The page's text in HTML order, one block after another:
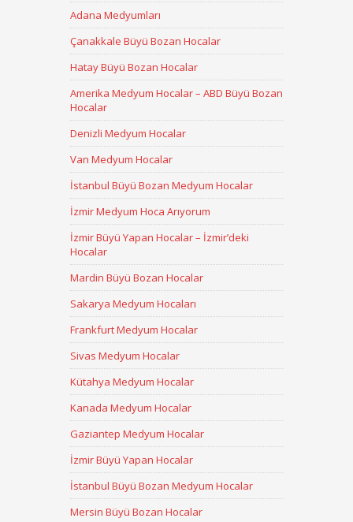
Adana Medyumları
Çanakkale Büyü Bozan Hocalar
Hatay Büyü Bozan Hocalar
Amerika Medyum Hocalar – ABD Büyü Bozan
Hocalar
Denizli Medyum Hocalar
Van Medyum Hocalar
İstanbul Büyü Bozan Medyum Hocalar
İzmir Medyum Hoca Arıyorum
İzmir Büyü Yapan Hocalar – İzmir’deki
Hocalar
Mardin Büyü Bozan Hocalar
Sakarya Medyum Hocaları
Frankfurt Medyum Hocalar
Sivas Medyum Hocalar
Kütahya Medyum Hocalar
Kanada Medyum Hocalar
Gaziantep Medyum Hocalar
İzmir Büyü Yapan Hocalar
İstanbul Büyü Bozan Medyum Hocalar
Mersin Büyü Bozan Hocalar